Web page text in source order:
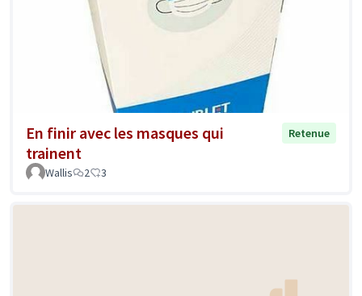
En finir avec les masques qui
trainent
Retenue
Wallis 2 3